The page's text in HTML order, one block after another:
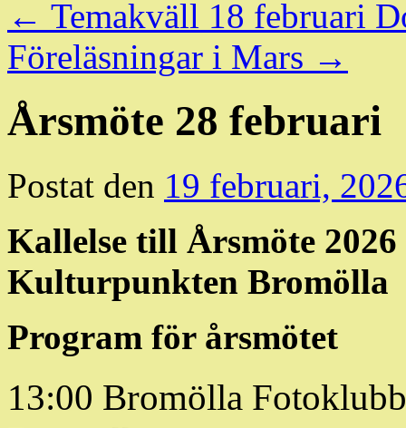
← Temakväll 18 februari
Föreläsningar i Mars →
Årsmöte 28 februari
Postat den 19 februari,
Kallelse till Årsmöte 2026
Kulturpunkten Bromölla
Program för årsmötet
13:00 Bromölla